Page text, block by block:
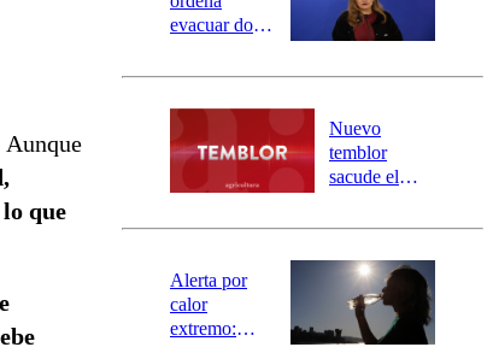
Aunque
que
evacuar dos
Carahue por
río Damas:
activa
mensajería
SAE
Nuevo
temblor
sacude el
revisa la
epicentro
Alerta por
calor
extremo: